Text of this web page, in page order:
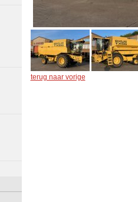
terug naar vorige